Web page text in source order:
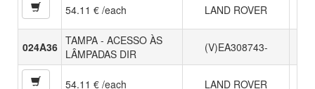
54.11 € /each LAND ROVER
024A36 TAMPA - ACESSO ÀS
LÂMPADAS DIR
(V)EA308743-
54.11 € /each LAND ROVER